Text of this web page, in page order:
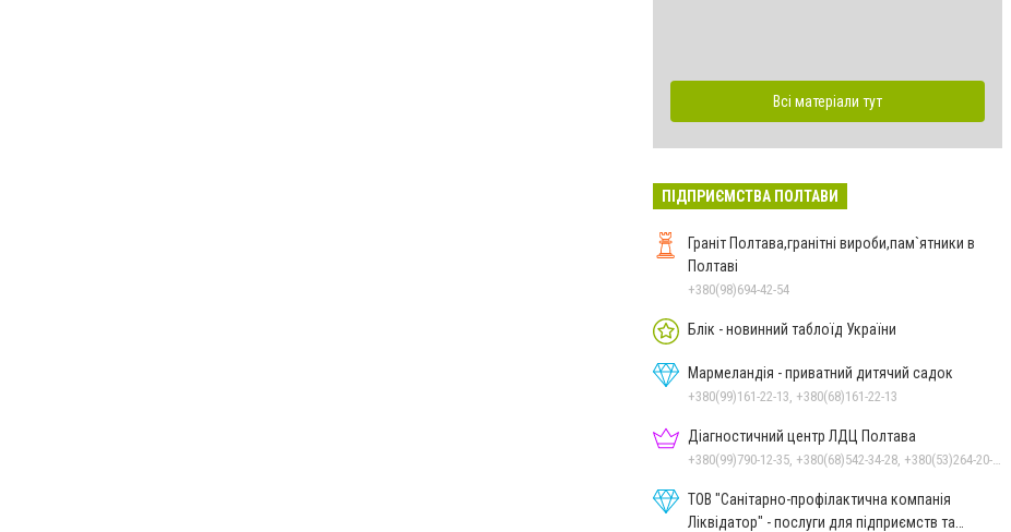
Всі матеріали тут
ПІДПРИЄМСТВА ПОЛТАВИ
Граніт Полтава,гранітні вироби,пам`ятники в
Полтаві
+380(98)694-42-54
Блік - новинний таблоїд України
Мармеландія - приватний дитячий садок
+380(99)161-22-13, +380(68)161-22-13
Діагностичний центр ЛДЦ Полтава
ТОВ "Санітарно-профілактична компанія
Ліквідатор" - послуги для підприємств та